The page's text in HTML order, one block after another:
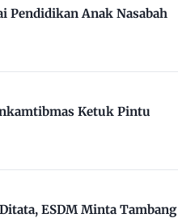
Pendidikan Anak Nasabah
Ketuk Pintu
ESDM Minta Tambang